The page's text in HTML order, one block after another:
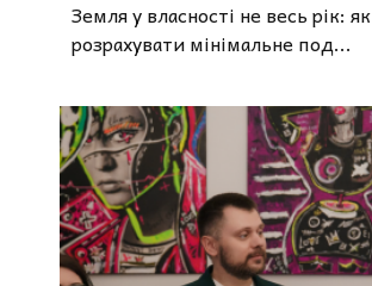
Земля у власності не весь рік: як
розрахувати мінімальне под...